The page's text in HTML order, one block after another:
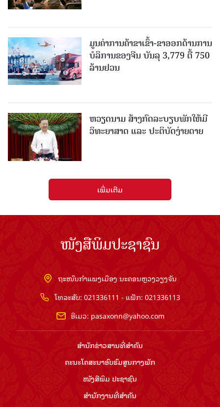
ມູນຄ່າການຄ້າຂາເຂົ້າ-ຂາອອກດ້ານການ
ບໍລິການຂອງຈີນ ບັນລຸ 3,779 ຕື້ 750
ລ້ານຢວນ
ຫວຽດນາມ ສ້າງກົດລະບຽບພັກໃຫ້ມີ
ວິທະຍາສາດ ແລະ ປະຕິບັດງ່າຍດາຍ
ເພີ່ມເຕີມ
ໜັງສືພິມປະຊາຊົນ
ຖະໜົນກຳແພງເມືອງ ນະຄອນຫຼວງວຽງຈັນ
ໂທລະສັບ: 021336111 - ແຟັກ: 021336113
ອີເມວ: pasaxonn@yahoo.com
ສຳ​ນັກ​ຂ່າວ​ສານ​ທີ່​ສຳ​ຄັນ​
ຄະນະໂຄສະນາອົບຮົມ​ສູນ​ກາງ​ພັກ
ໜັງສືພິມ ປະ​ຊາ​ຊົນ
ສຳ​ນັກ​ງານ​ທີ່​ສຳ​ຄັນ